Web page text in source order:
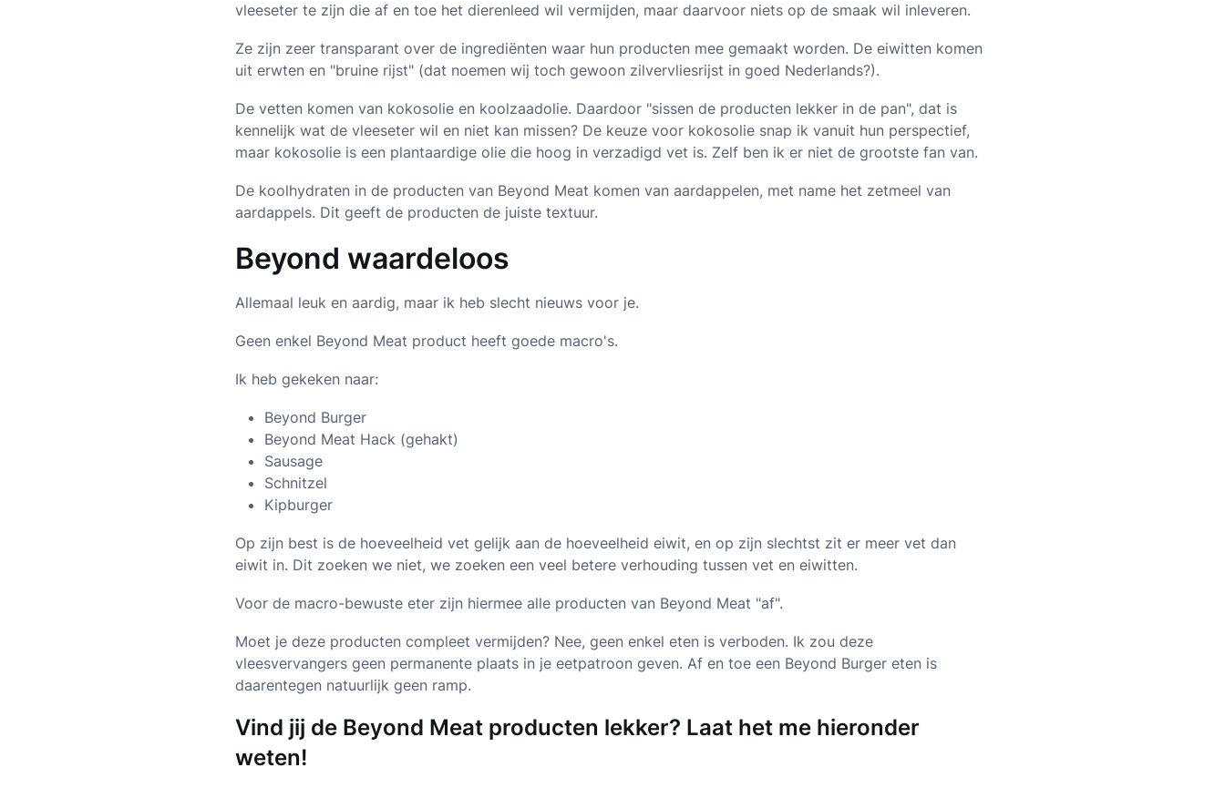
vleeseter te zijn die af en toe het dierenleed wil vermijden, maar daarvoor niets op de smaak wil inleveren.
Ze zijn zeer transparant over de ingrediënten waar hun producten mee gemaakt worden. De eiwitten komen
uit erwten en "bruine rijst" (dat noemen wij toch gewoon zilvervliesrijst in goed Nederlands?).
De vetten komen van kokosolie en koolzaadolie. Daardoor "sissen de producten lekker in de pan", dat is
kennelijk wat de vleeseter wil en niet kan missen? De keuze voor kokosolie snap ik vanuit hun perspectief,
maar kokosolie is een plantaardige olie die hoog in verzadigd vet is. Zelf ben ik er niet de grootste fan van.
De koolhydraten in de producten van Beyond Meat komen van aardappelen, met name het zetmeel van
aardappels. Dit geeft de producten de juiste textuur.
Beyond waardeloos
Allemaal leuk en aardig, maar ik heb slecht nieuws voor je.
Geen enkel Beyond Meat product heeft goede macro's.
Ik heb gekeken naar:
Beyond Burger
Beyond Meat Hack (gehakt)
Sausage
Schnitzel
Kipburger
Op zijn best is de hoeveelheid vet gelijk aan de hoeveelheid eiwit, en op zijn slechtst zit er meer vet dan
eiwit in. Dit zoeken we niet, we zoeken een veel betere verhouding tussen vet en eiwitten.
Voor de macro-bewuste eter zijn hiermee alle producten van Beyond Meat "af".
Moet je deze producten compleet vermijden? Nee, geen enkel eten is verboden. Ik zou deze
vleesvervangers geen permanente plaats in je eetpatroon geven. Af en toe een Beyond Burger eten is
daarentegen natuurlijk geen ramp.
Vind jij de Beyond Meat producten lekker? Laat het me hieronder
weten!